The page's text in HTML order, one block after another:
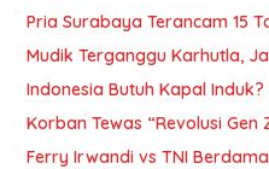
Pria Surabaya Terancam 15
Mudik Terganggu Karhutla,
Indonesia Butuh Kapal
Korban Tewas “Revolusi
Ferry Irwandi vs TNI